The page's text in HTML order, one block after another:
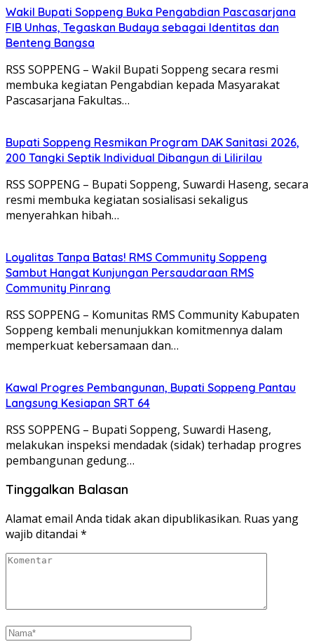
Wakil Bupati Soppeng Buka Pengabdian Pascasarjana
FIB Unhas, Tegaskan Budaya sebagai Identitas dan
Benteng Bangsa
RSS SOPPENG – Wakil Bupati Soppeng secara resmi
membuka kegiatan Pengabdian kepada Masyarakat
Pascasarjana Fakultas…
Bupati Soppeng Resmikan Program DAK Sanitasi 2026,
200 Tangki Septik Individual Dibangun di Lilirilau
RSS SOPPENG – Bupati Soppeng, Suwardi Haseng, secara
resmi membuka kegiatan sosialisasi sekaligus
menyerahkan hibah…
Loyalitas Tanpa Batas! RMS Community Soppeng
Sambut Hangat Kunjungan Persaudaraan RMS
Community Pinrang
RSS SOPPENG – Komunitas RMS Community Kabupaten
Soppeng kembali menunjukkan komitmennya dalam
memperkuat kebersamaan dan…
Kawal Progres Pembangunan, Bupati Soppeng Pantau
Langsung Kesiapan SRT 64
RSS SOPPENG – Bupati Soppeng, Suwardi Haseng,
melakukan inspeksi mendadak (sidak) terhadap progres
pembangunan gedung…
Tinggalkan Balasan
Alamat email Anda tidak akan dipublikasikan. Ruas yang
wajib ditandai *